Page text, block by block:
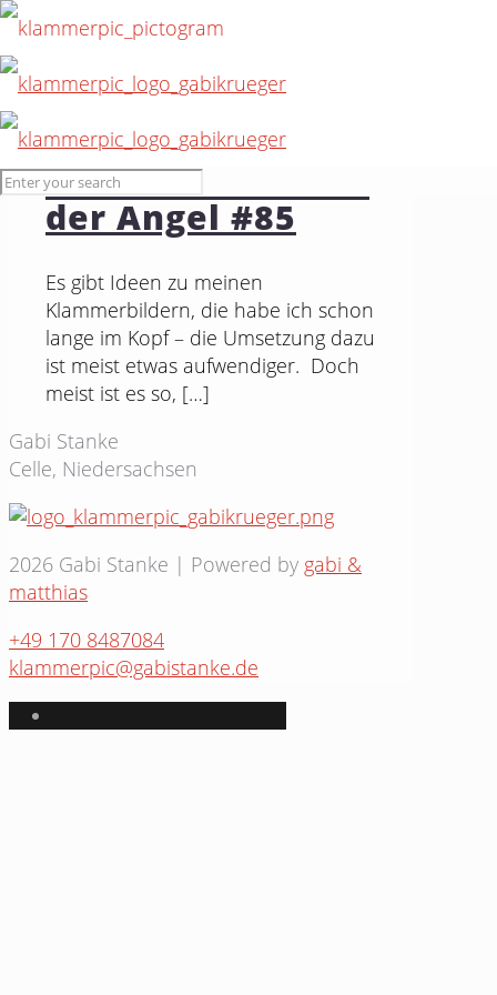
3. September 2015
Ich hab da was an
der Angel #85
Es gibt Ideen zu meinen
Klammerbildern, die habe ich schon
lange im Kopf – die Umsetzung dazu
ist meist etwas aufwendiger. Doch
meist ist es so, […]
Gabi Stanke
Celle, Niedersachsen
2026 Gabi Stanke | Powered by gabi &
matthias
+49 170 8487084
klammerpic@gabistanke.de